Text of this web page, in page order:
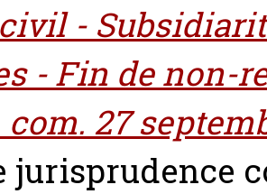
-
- Fin de non-
com. 27
jurisprudence